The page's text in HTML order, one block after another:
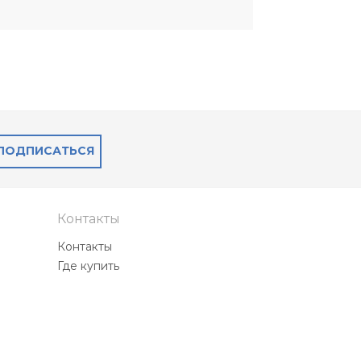
Контакты
Контакты
Где купить